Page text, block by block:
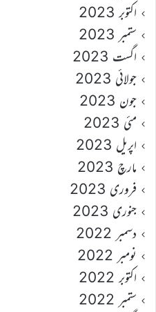
اکتوبر 2023
ستمبر 2023
اگست 2023
جولائی 2023
جون 2023
مئی 2023
اپریل 2023
مارچ 2023
فروری 2023
جنوری 2023
دسمبر 2022
نومبر 2022
اکتوبر 2022
ستمبر 2022